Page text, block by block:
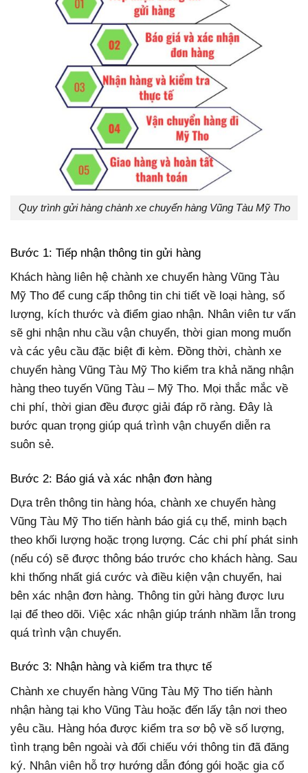
Quy trình gửi hàng chành xe chuyển hàng Vũng Tàu Mỹ Tho
Bước 1: Tiếp nhận thông tin gửi hàng
Khách hàng liên hệ chành xe chuyển hàng Vũng Tàu
Mỹ Tho để cung cấp thông tin chi tiết về loại hàng, số
lượng, kích thước và điểm giao nhận. Nhân viên tư vấn
sẽ ghi nhận nhu cầu vận chuyển, thời gian mong muốn
và các yêu cầu đặc biệt đi kèm. Đồng thời, chành xe
chuyển hàng Vũng Tàu Mỹ Tho kiểm tra khả năng nhận
hàng theo tuyến Vũng Tàu – Mỹ Tho. Mọi thắc mắc về
chi phí, thời gian đều được giải đáp rõ ràng. Đây là
bước quan trọng giúp quá trình vận chuyển diễn ra
suôn sẻ.
Bước 2: Báo giá và xác nhận đơn hàng
Dựa trên thông tin hàng hóa, chành xe chuyển hàng
Vũng Tàu Mỹ Tho tiến hành báo giá cụ thể, minh bạch
theo khối lượng hoặc trọng lượng. Các chi phí phát sinh
(nếu có) sẽ được thông báo trước cho khách hàng. Sau
khi thống nhất giá cước và điều kiện vận chuyển, hai
bên xác nhận đơn hàng. Thông tin gửi hàng được lưu
lại để theo dõi. Việc xác nhận giúp tránh nhầm lẫn trong
quá trình vận chuyển.
Bước 3: Nhận hàng và kiểm tra thực tế
Chành xe chuyển hàng Vũng Tàu Mỹ Tho tiến hành
nhận hàng tại kho Vũng Tàu hoặc đến lấy tận nơi theo
yêu cầu. Hàng hóa được kiểm tra sơ bộ về số lượng,
tình trạng bên ngoài và đối chiếu với thông tin đã đăng
ký. Nhân viên hỗ trợ hướng dẫn đóng gói hoặc gia cố